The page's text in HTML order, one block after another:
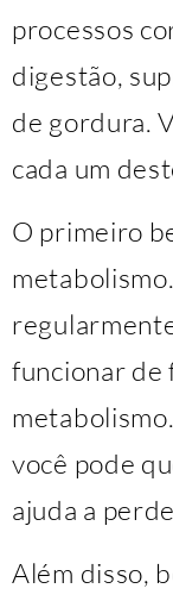
processos
digestão,
de gordura.
cada um
O primeiro
funcionar de
você pode
ajuda a
Além disso,